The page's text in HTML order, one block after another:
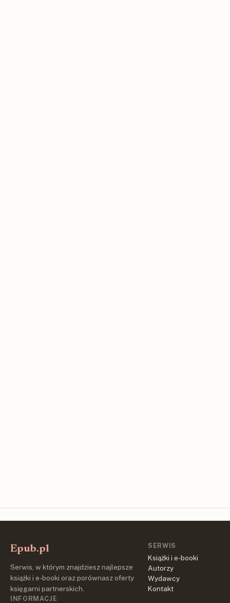
Epub.pl
Serwis, w którym znajdziesz najlepsze
książki i e-booki oraz porównasz oferty
księgarni partnerskich.
SERWIS
Książki i e-booki
Autorzy
Wydawcy
Kontakt
INFORMACJE